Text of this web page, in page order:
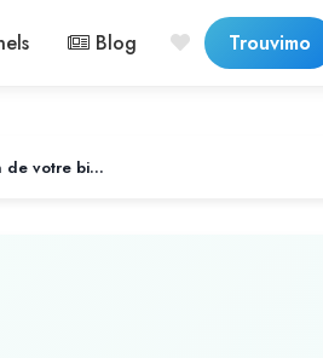
Blog Trouvimo
Les secrets pour réussir la location de votre bien immobilier